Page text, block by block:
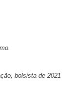
bolsista de 2021